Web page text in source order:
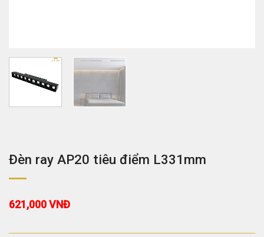
Đèn ray AP20 tiêu điểm L331mm
621,000VNĐ